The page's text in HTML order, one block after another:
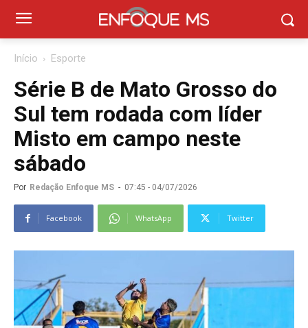
Início Esporte
Série B de Mato Grosso do
Sul tem rodada com líder
Misto em campo neste
sábado
Por Redação Enfoque MS - 07:45 - 04/07/2026
Facebook WhatsApp Twitter